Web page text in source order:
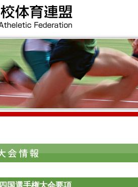
四国選手権大会要項